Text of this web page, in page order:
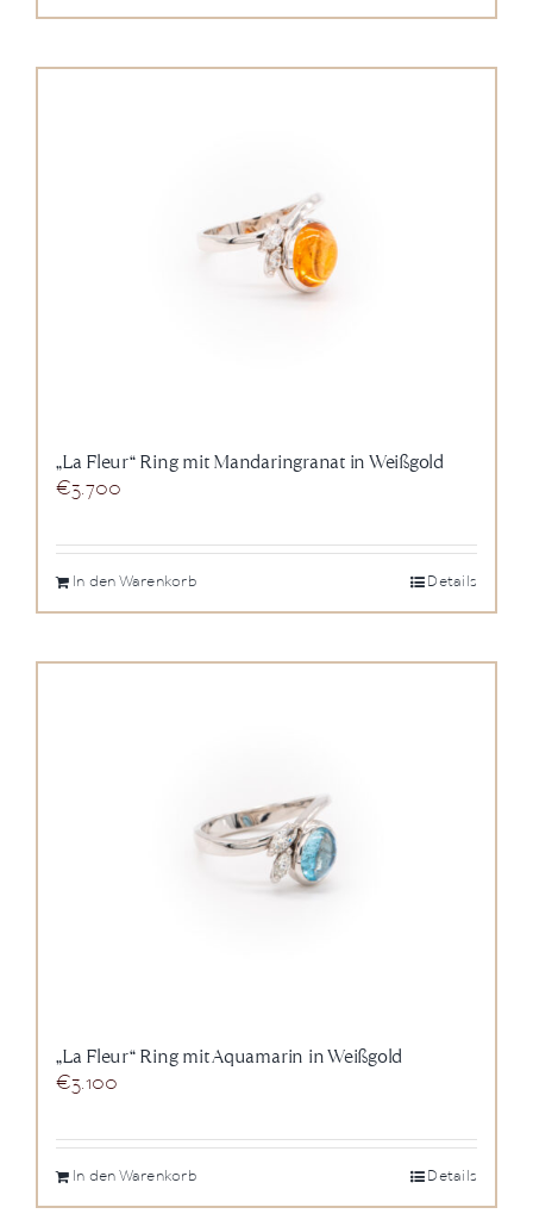
„La Fleur“ Ring mit Mandaringranat in Weißgold
€3.700
In den Warenkorb Details
„La Fleur“ Ring mit Aquamarin in Weißgold
€3.100
In den Warenkorb Details